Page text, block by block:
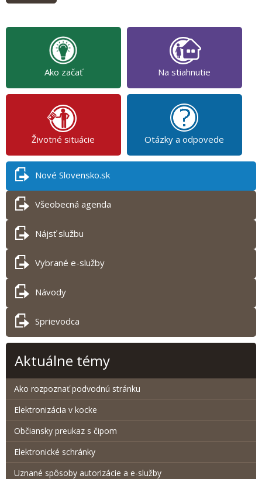
Ako začať Na stiahnutie
Životné situácie Otázky a odpovede
Nové Slovensko.sk
Všeobecná agenda
Nájsť službu
Vybrané e-služby
Návody
Sprievodca
Aktuálne témy
Ako rozpoznať podvodnú stránku
Elektronizácia v kocke
Občiansky preukaz s čipom
Elektronické schránky
Uznané spôsoby autorizácie a e-služby